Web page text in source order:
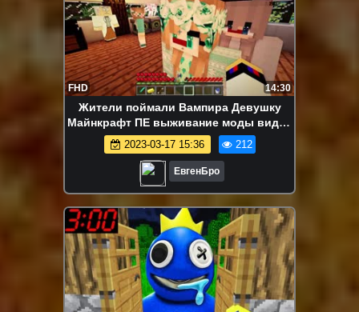
FHD 14:30
Жители поймали Вампира Девушку
Майнкрафт ПЕ выживание моды видео
Minecraft PE
2023-03-17 15:36 212
ЕвгенБро